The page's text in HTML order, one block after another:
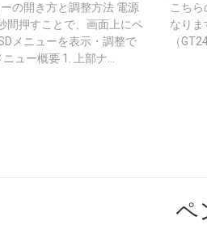
の開き方と調整方法 電源
間押すことで、画面上にペ
メニューを表示・調整で
ュー概要 1. 上部ナ...
こち
なりま
（
ペ